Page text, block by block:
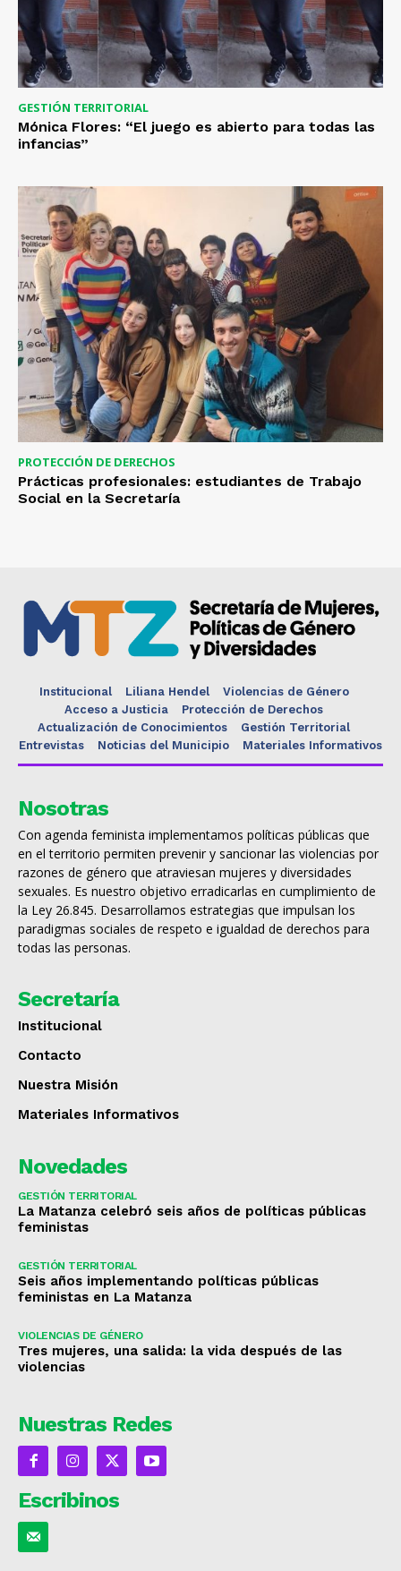
GESTIÓN TERRITORIAL
Mónica Flores: “El juego es abierto para todas las
infancias”
PROTECCIÓN DE DERECHOS
Prácticas profesionales: estudiantes de Trabajo
Social en la Secretaría
Institucional Liliana Hendel
Violencias de Género
Acceso a Justicia
Protección de Derechos
Actualización de Conocimientos
Gestión Territorial
Entrevistas
Noticias del Municipio Materiales Informativos
Nosotras
Con agenda feminista implementamos políticas públicas que
en el territorio permiten prevenir y sancionar las violencias por
razones de género que atraviesan mujeres y diversidades
sexuales. Es nuestro objetivo erradicarlas en cumplimiento de
la Ley 26.845. Desarrollamos estrategias que impulsan los
paradigmas sociales de respeto e igualdad de derechos para
todas las personas.
Secretaría
Institucional
Contacto
Nuestra Misión
Materiales Informativos
Novedades
GESTIÓN TERRITORIAL
La Matanza celebró seis años de políticas públicas
feministas
GESTIÓN TERRITORIAL
Seis años implementando políticas públicas
feministas en La Matanza
VIOLENCIAS DE GÉNERO
Tres mujeres, una salida: la vida después de las
violencias
Nuestras Redes
Escribinos